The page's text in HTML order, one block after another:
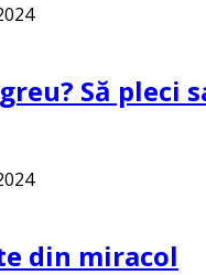
Să pleci
din miracol